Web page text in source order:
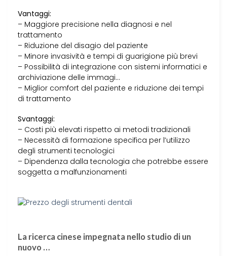
Vantaggi:
– Maggiore precisione nella diagnosi e nel
trattamento
– Riduzione del disagio del paziente
– Minore invasività e tempi di guarigione più brevi
– Possibilità di integrazione con sistemi informatici e
archiviazione delle immagi…
– Miglior comfort del paziente e riduzione dei tempi
di trattamento
Svantaggi:
– Costi più elevati rispetto ai metodi tradizionali
– Necessità di formazione specifica per l’utilizzo
degli strumenti tecnologici
– Dipendenza dalla tecnologia che potrebbe essere
soggetta a malfunzionamenti
La ricerca cinese impegnata nello studio di un
nuovo …